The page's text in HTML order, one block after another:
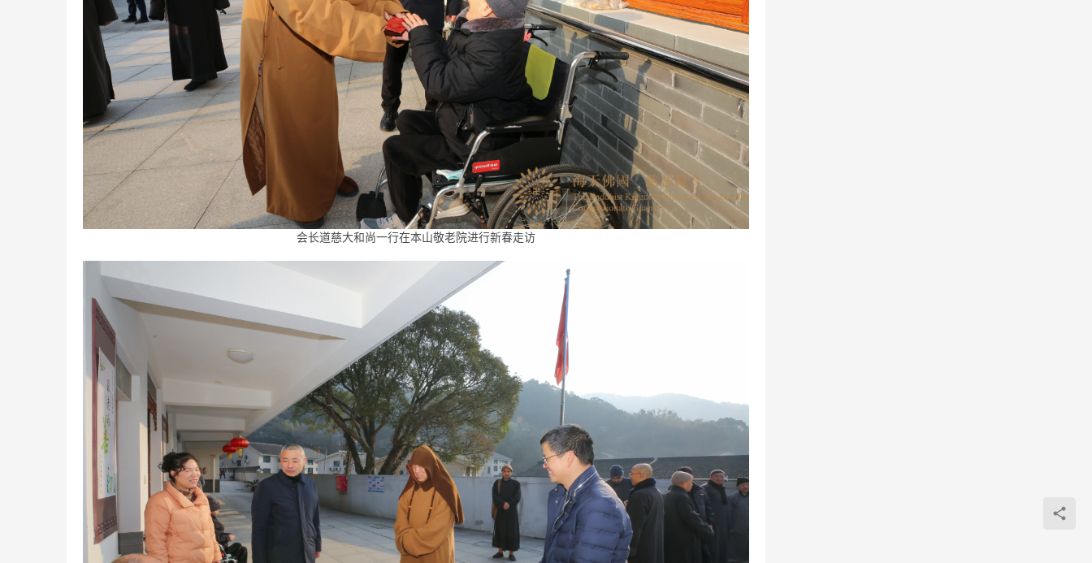
会长道慈大和尚一行在本山敬老院进行新春走访